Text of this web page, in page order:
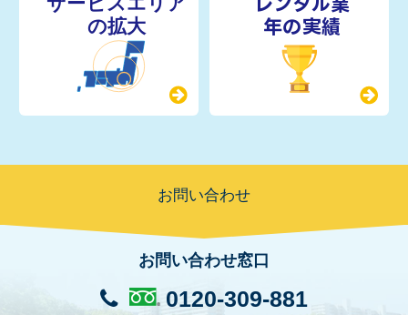
年の実績
お問い合わせ
お問い合わせ窓口
0120-309-881